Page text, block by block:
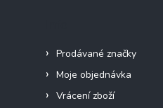
Prodávané značky
Moje objednávka
Vrácení zboží